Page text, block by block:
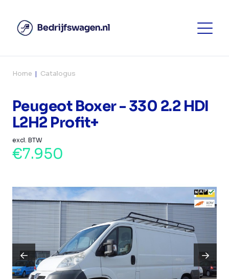
Home Catalogus
Peugeot Boxer - 330 2.2 HDI
L2H2 Profit+
excl. BTW
€7.950